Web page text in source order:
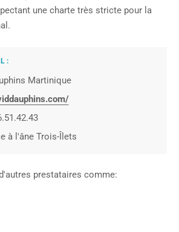
une charte très stricte pour la
:
Martinique
à l'âne Trois-Îlets
prestataires comme: